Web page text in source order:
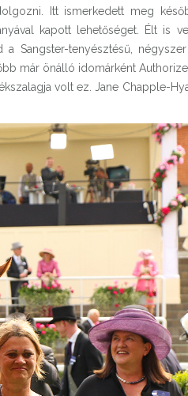
Itt ismerkedett meg
kapott lehetőséget. Élt is
Sangster-tenyésztésű,
már önálló idomárként
volt ez. Jane Chapple-